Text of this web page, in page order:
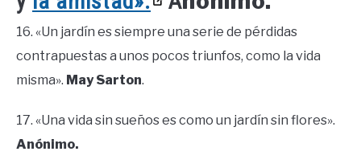
16. «Un jardín es siempre una serie de pérdidas
contrapuestas a unos pocos triunfos, como la vida
misma». May Sarton.
17. «Una vida sin sueños es como un jardín sin flores».
Anónimo.